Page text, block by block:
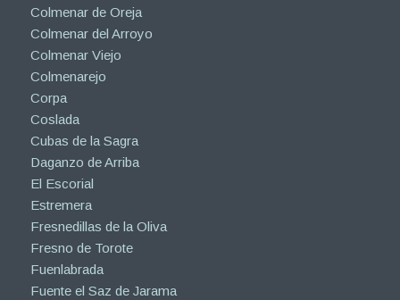
Colmenar de Oreja
Colmenar del Arroyo
Colmenar Viejo
Colmenarejo
Corpa
Coslada
Cubas de la Sagra
Daganzo de Arriba
El Escorial
Estremera
Fresnedillas de la Oliva
Fresno de Torote
Fuenlabrada
Fuente el Saz de Jarama